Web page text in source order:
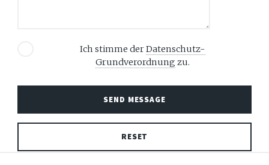
Ich stimme derDatenschutz-
Grundverordnung zu.